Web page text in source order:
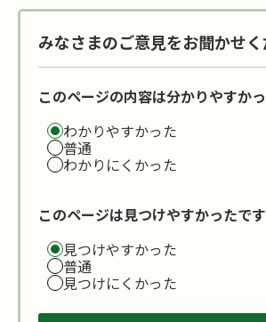
みなさまのご意見をお聞かせ
このページの内容は分かりやすか
わかりやすかった
普通
わかりにくかった
このページは見つけやすかったで
見つけやすかった
普通
見つけにくかった